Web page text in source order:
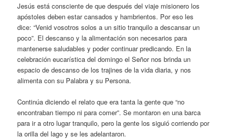
Jesús está consciente de que después del viaje misionero los
apóstoles deben estar cansados y hambrientos. Por eso les
dice: “Venid vosotros solos a un sitio tranquilo a descansar un
poco”. El descanso y la alimentación son necesarios para
mantenerse saludables y poder continuar predicando. En la
celebración eucarística del domingo el Señor nos brinda un
espacio de descanso de los trajines de la vida diaria, y nos
alimenta con su Palabra y su Persona.
Continúa diciendo el relato que era tanta la gente que “no
encontraban tiempo ni para comer”. Se montaron en una barca
para ir a otro lugar tranquilo, pero la gente los siguió corriendo por
la orilla del lago y se les adelantaron.